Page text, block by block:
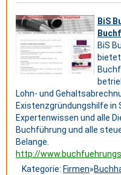
BiS
BiS
Lohn- und
Existenzgründungshilfe in
Expertenwissen und alle
Buchführung und alle
Belange.
http://
Kategorie: Firmen»